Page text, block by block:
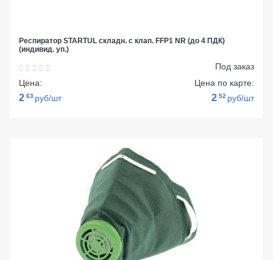
Респиратор STARTUL складн. с клап. FFP1 NR (до 4 ПДК)
(индивид. уп.)
Под заказ
Цена:
2 63 руб/шт
Цена по карте:
2 52 руб/шт